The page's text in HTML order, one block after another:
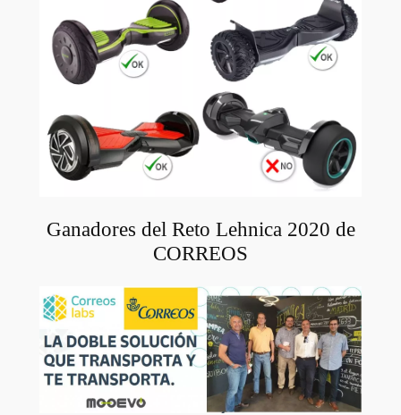
Ganadores del Reto Lehnica 2020 de
CORREOS